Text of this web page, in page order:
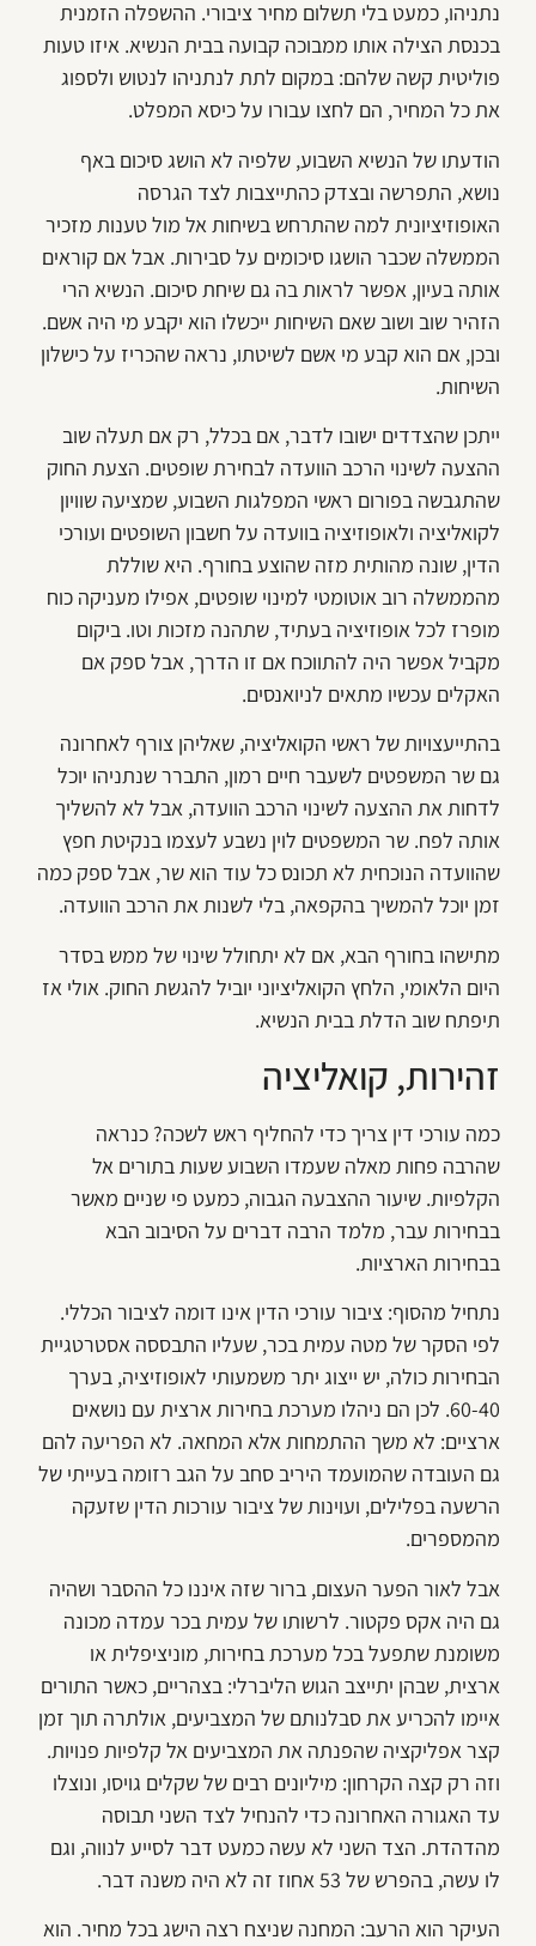
נתניהו, כמעט בלי תשלום מחיר ציבורי. ההשפלה הזמנית
בכנסת הצילה אותו ממבוכה קבועה בבית הנשיא. איזו טעות
פוליטית קשה שלהם: במקום לתת לנתניהו לנטוש ולספוג
את כל המחיר, הם לחצו עבורו על כיסא המפלט.
הודעתו של הנשיא השבוע, שלפיה לא הושג סיכום באף
נושא, התפרשה ובצדק כהתייצבות לצד הגרסה
האופוזיציונית למה שהתרחש בשיחות אל מול טענות מזכיר
הממשלה שכבר הושגו סיכומים על סבירות. אבל אם קוראים
אותה בעיון, אפשר לראות בה גם שיחת סיכום. הנשיא הרי
הזהיר שוב ושוב שאם השיחות ייכשלו הוא יקבע מי היה אשם.
ובכן, אם הוא קבע מי אשם לשיטתו, נראה שהכריז על כישלון
השיחות.
ייתכן שהצדדים ישובו לדבר, אם בכלל, רק אם תעלה שוב
ההצעה לשינוי הרכב הוועדה לבחירת שופטים. הצעת החוק
שהתגבשה בפורום ראשי המפלגות השבוע, שמציעה שוויון
לקואליציה ולאופוזיציה בוועדה על חשבון השופטים ועורכי
הדין, שונה מהותית מזה שהוצע בחורף. היא שוללת
מהממשלה רוב אוטומטי למינוי שופטים, אפילו מעניקה כוח
מופרז לכל אופוזיציה בעתיד, שתהנה מזכות וטו. ביקום
מקביל אפשר היה להתווכח אם זו הדרך, אבל ספק אם
האקלים עכשיו מתאים לניואנסים.
בהתייעצויות של ראשי הקואליציה, שאליהן צורף לאחרונה
גם שר המשפטים לשעבר חיים רמון, התברר שנתניהו יוכל
לדחות את ההצעה לשינוי הרכב הוועדה, אבל לא להשליך
אותה לפח. שר המשפטים לוין נשבע לעצמו בנקיטת חפץ
שהוועדה הנוכחית לא תכונס כל עוד הוא שר, אבל ספק כמה
זמן יוכל להמשיך בהקפאה, בלי לשנות את הרכב הוועדה.
מתישהו בחורף הבא, אם לא יתחולל שינוי של ממש בסדר
היום הלאומי, הלחץ הקואליציוני יוביל להגשת החוק. אולי אז
תיפתח שוב הדלת בבית הנשיא.
זהירות, קואליציה
כמה עורכי דין צריך כדי להחליף ראש לשכה? כנראה
שהרבה פחות מאלה שעמדו השבוע שעות בתורים אל
הקלפיות. שיעור ההצבעה הגבוה, כמעט פי שניים מאשר
בבחירות עבר, מלמד הרבה דברים על הסיבוב הבא
בבחירות הארציות.
נתחיל מהסוף: ציבור עורכי הדין אינו דומה לציבור הכללי.
לפי הסקר של מטה עמית בכר, שעליו התבססה אסטרטגיית
הבחירות כולה, יש ייצוג יתר משמעותי לאופוזיציה, בערך
60-40. לכן הם ניהלו מערכת בחירות ארצית עם נושאים
ארציים: לא משך ההתמחות אלא המחאה. לא הפריעה להם
גם העובדה שהמועמד היריב סחב על הגב רזומה בעייתי של
הרשעה בפלילים, ועוינות של ציבור עורכות הדין שזעקה
מהמספרים.
אבל לאור הפער העצום, ברור שזה איננו כל ההסבר ושהיה
גם היה אקס פקטור. לרשותו של עמית בכר עמדה מכונה
משומנת שתפעל בכל מערכת בחירות, מוניציפלית או
ארצית, שבהן יתייצב הגוש הליברלי: בצהריים, כאשר התורים
איימו להכריע את סבלנותם של המצביעים, אולתרה תוך זמן
קצר אפליקציה שהפנתה את המצביעים אל קלפיות פנויות.
וזה רק קצה הקרחון: מיליונים רבים של שקלים גויסו, ונוצלו
עד האגורה האחרונה כדי להנחיל לצד השני תבוסה
מהדהדת. הצד השני לא עשה כמעט דבר לסייע לנווה, וגם
לו עשה, בהפרש של 53 אחוז זה לא היה משנה דבר.
העיקר הוא הרעב: המחנה שניצח רצה הישג בכל מחיר. הוא